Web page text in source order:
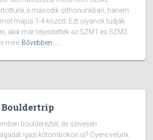
a második otthonunkban, hanem
május 1-4 között. Ezt olyanok tudják
akik már teljesítették az SZM1 és SZM2
mire Bővebben...…
bouldereztél, de szívesen
igazi kőtömbökön is? Gyere velünk